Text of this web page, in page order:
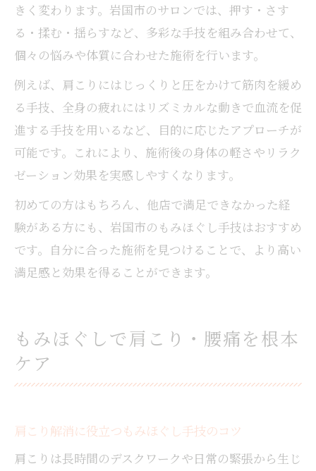
きく変わります。岩国市のサロンでは、押す・さす
る・揉む・揺らすなど、多彩な手技を組み合わせて、
個々の悩みや体質に合わせた施術を行います。
例えば、肩こりにはじっくりと圧をかけて筋肉を緩め
る手技、全身の疲れにはリズミカルな動きで血流を促
進する手技を用いるなど、目的に応じたアプローチが
可能です。これにより、施術後の身体の軽さやリラク
ゼーション効果を実感しやすくなります。
初めての方はもちろん、他店で満足できなかった経
験がある方にも、岩国市のもみほぐし手技はおすすめ
です。自分に合った施術を見つけることで、より高い
満足感と効果を得ることができます。
もみほぐしで肩こり・腰痛を根本
ケア
肩こり解消に役立つもみほぐし手技のコツ
肩こりは長時間のデスクワークや日常の緊張から生じ